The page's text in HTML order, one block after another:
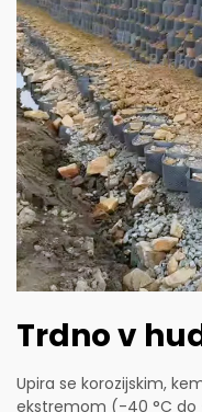
Trdno v
Upira se korozijskim,
ekstremom (-40 °C do